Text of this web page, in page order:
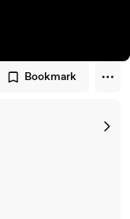
Bookmark